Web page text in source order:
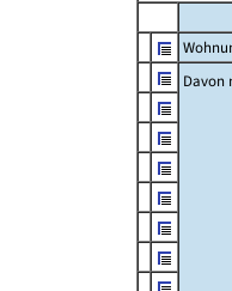
Davon